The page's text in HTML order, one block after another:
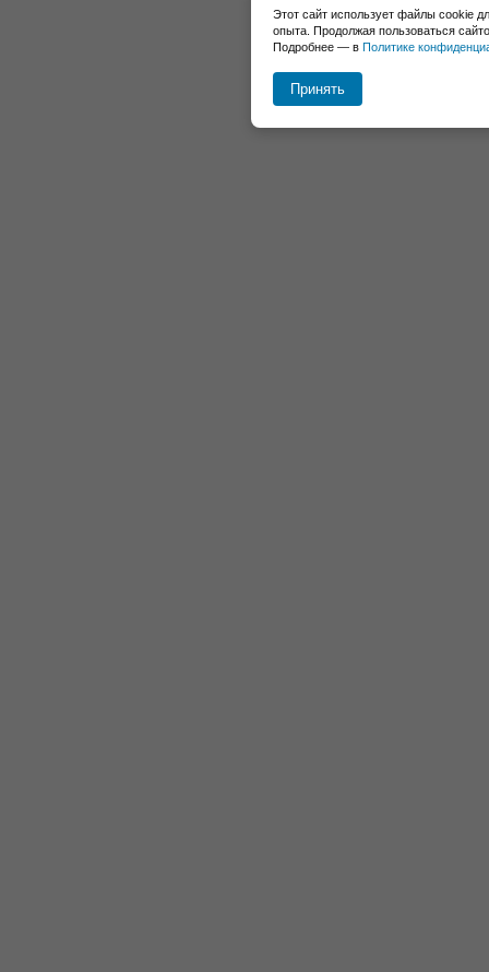
Этот сайт использует файлы cookie
опыта. Продолжая пользоваться
Подробнее — в Политике
Принять